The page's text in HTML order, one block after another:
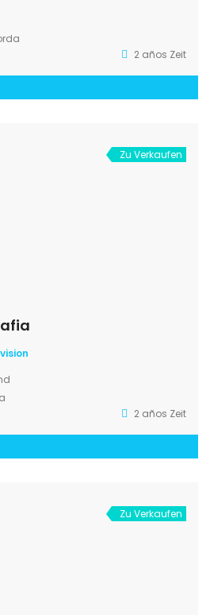
2 años Zeit
Zu Verkaufen
2 años Zeit
Zu Verkaufen